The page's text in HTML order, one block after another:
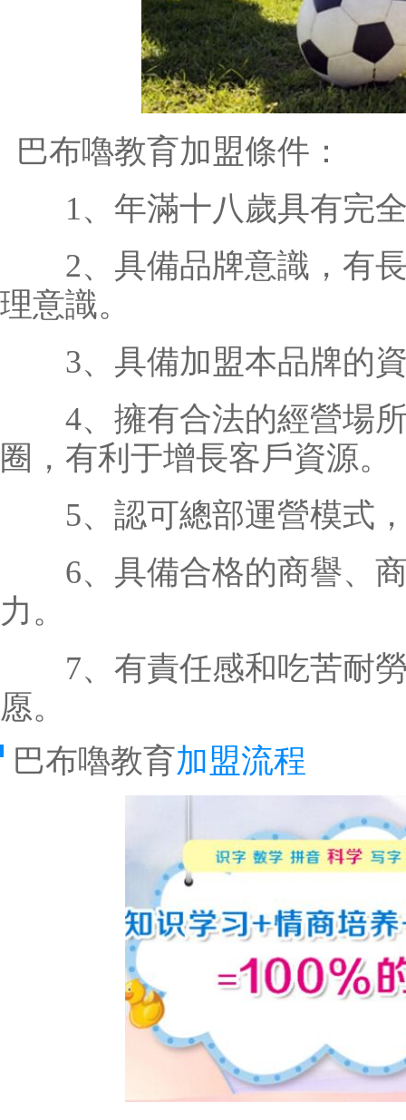
巴布嚕教育加盟條件：
1、年滿十八歲具有完全
2、具備品牌意識，有長
理意識。
3、具備加盟本品牌的資
4、擁有合法的經營場所
圈，有利于增長客戶資源。
5、認可總部運營模式，
6、具備合格的商譽、商
力。
7、有責任感和吃苦耐勞
愿。
巴布嚕教育加盟流程